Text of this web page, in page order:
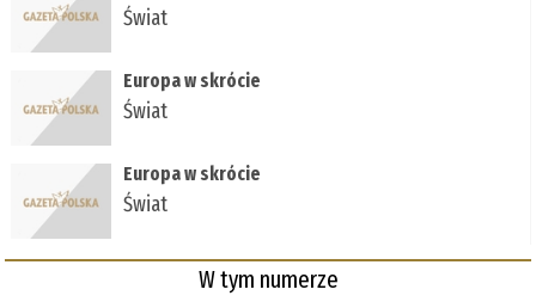
Świat
Europa w skrócie
Świat
Europa w skrócie
Świat
W tym numerze